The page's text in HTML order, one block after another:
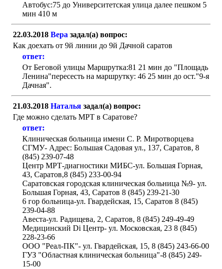
Автобус:75 до Университетская улица далее пешком 5
мин 410 м
22.03.2018 Вера задал(а) вопрос:
Как доехать от 9й линии до 9й Дачной саратов
ответ:
От Беговой улицы Маршрутка:81 21 мин до "Площадь
Ленина"пересесть на маршрутку: 46 25 мин до ост."9-я
Дачная".
21.03.2018 Наталья задал(а) вопрос:
Где можно сделать МРТ в Саратове?
ответ:
Клиническая больница имени С. Р. Миротворцева
СГМУ- Адрес: Большая Садовая ул., 137, Саратов, 8
(845) 239-07-48
Центр МРТ-диагностики МИБС-ул. Большая Горная,
43, Саратов,8 (845) 233-00-94
Саратовская городская клиническая больница №9- ул.
Большая Горная, 43, Саратов 8 (845) 239-21-30
6 гор больница-ул. Гвардейская, 15, Саратов 8 (845)
239-04-88
Авеста-ул. Радищева, 2, Саратов, 8 (845) 249-49-49
Медицинский Di Центр- ул. Московская, 23 8 (845)
228-23-66
ООО "Реал-ПК"- ул. Гвардейская, 15, 8 (845) 243-66-00
ГУЗ "Областная клиническая больница"-8 (845) 249-
15-00